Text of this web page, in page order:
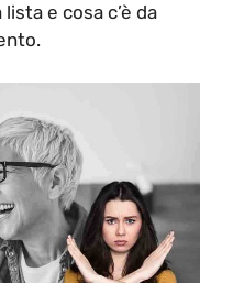
e cosa c’è da